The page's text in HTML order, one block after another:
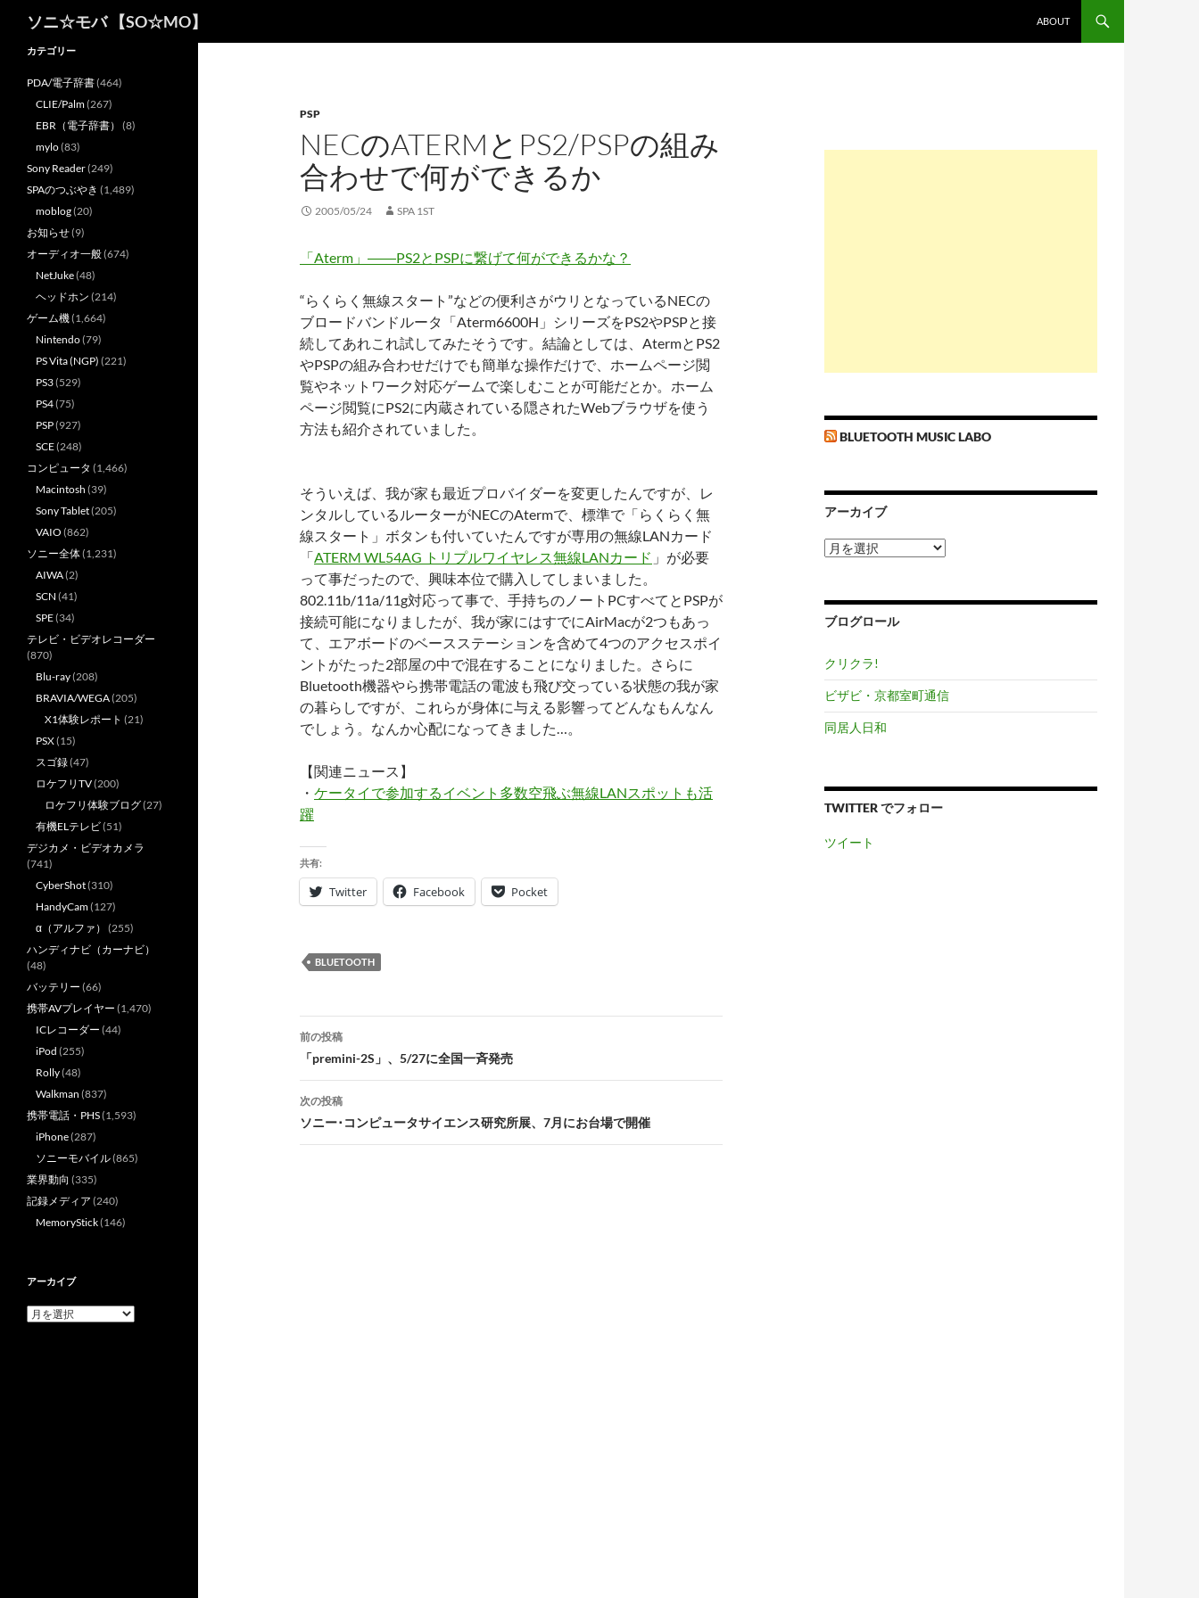
ソニ☆モバ 【SO☆MO】
ABOUT
PSP
NECのATERMとPS2/PSPの組み
合わせで何ができるか
2005/05/24 SPA 1ST
「Aterm」――PS2とPSPに繋げて何ができるかな？
“らくらく無線スタート”などの便利さがウリとなっているNECの
ブロードバンドルータ「Aterm6600H」シリーズをPS2やPSPと接
続してあれこれ試してみたそうです。結論としては、AtermとPS2
やPSPの組み合わせだけでも簡単な操作だけで、ホームページ閲
覧やネットワーク対応ゲームで楽しむことが可能だとか。ホーム
ページ閲覧にPS2に内蔵されている隠されたWebブラウザを使う
方法も紹介されていました。
そういえば、我が家も最近プロバイダーを変更したんですが、レ
ンタルしているルーターがNECのAtermで、標準で「らくらく無
線スタート」ボタンも付いていたんですが専用の無線LANカード
「ATERM WL54AG トリプルワイヤレス無線LANカード 」が必要
って事だったので、興味本位で購入してしまいました。
802.11b/11a/11g対応って事で、手持ちのノートPCすべてとPSPが
接続可能になりましたが、我が家にはすでにAirMacが2つもあっ
て、エアボードのベースステーションを含めて4つのアクセスポイ
ントがたった2部屋の中で混在することになりました。さらに
Bluetooth機器やら携帯電話の電波も飛び交っている状態の我が家
の暮らしですが、これらが身体に与える影響ってどんなもんなん
でしょう。なんか心配になってきました…。
【関連ニュース】
・ ケータイで参加するイベント多数空飛ぶ無線LANスポットも活
躍
共有:
Twitter Facebook Pocket
BLUETOOTH
投
稿
ナ
ビ
ゲ
前の投稿
「premini-2S」、5/27に全国一斉発売
次の投稿
ソニー･コンピュータサイエンス研究所展、7月にお台場で開催
BLUETOOTH MUSIC LABO
アーカイブ
ア
ー
ブ
ブログロール
クリクラ!
ビザビ・京都室町通信
同居人日和
TWITTER でフォロー
ツイート
カテゴリー
PDA/電子辞書(464)
CLIE/Palm(267)
EBR（電子辞書） (8)
mylo(83)
Sony Reader(249)
SPAのつぶやき (1,489)
moblog(20)
お知らせ(9)
オーディオ一般(674)
NetJuke(48)
ヘッドホン (214)
ゲーム機(1,664)
Nintendo(79)
PS Vita (NGP) (221)
PS3(529)
PS4(75)
PSP(927)
SCE(248)
コンピュータ (1,466)
Macintosh (39)
Sony Tablet(205)
VAIO (862)
ソニー全体(1,231)
AIWA(2)
SCN (41)
SPE(34)
テレビ・ビデオレコーダー
(870)
Blu-ray(208)
BRAVIA/WEGA(205)
X1体験レポート (21)
PSX(15)
スゴ録(47)
ロケフリTV(200)
ロケフリ体験ブログ(27)
有機ELテレビ(51)
デジカメ・ビデオカメラ
(741)
CyberShot(310)
HandyCam(127)
α（アルファ） (255)
ハンディナビ（カーナビ）
(48)
バッテリー (66)
携帯AVプレイヤー (1,470)
ICレコーダー (44)
iPod (255)
Rolly(48)
Walkman (837)
携帯電話・PHS(1,593)
iPhone(287)
ソニーモバイル(865)
業界動向 (335)
記録メディア (240)
MemoryStick(146)
アーカイブ
ア